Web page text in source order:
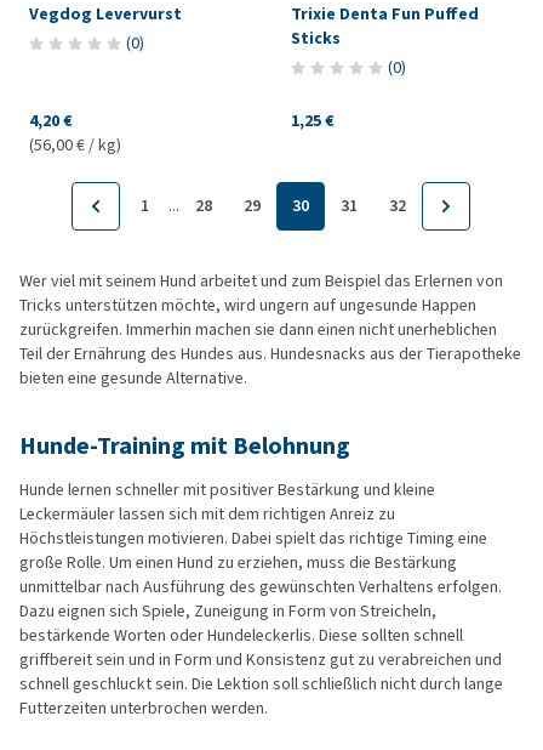
Vegdog Levervurst
(0)
4,20 €
(56,00 € / kg)
Trixie Denta Fun Puffed
Sticks
(0)
1,25 €
1 ... 28 29 30 31 32
Wer viel mit seinem Hund arbeitet und zum Beispiel das Erlernen von
Tricks unterstützen möchte, wird ungern auf ungesunde Happen
zurückgreifen. Immerhin machen sie dann einen nicht unerheblichen
Teil der Ernährung des Hundes aus. Hundesnacks aus der Tierapotheke
bieten eine gesunde Alternative.
Hunde-Training mit Belohnung
Hunde lernen schneller mit positiver Bestärkung und kleine
Leckermäuler lassen sich mit dem richtigen Anreiz zu
Höchstleistungen motivieren. Dabei spielt das richtige Timing eine
große Rolle. Um einen Hund zu erziehen, muss die Bestärkung
unmittelbar nach Ausführung des gewünschten Verhaltens erfolgen.
Dazu eignen sich Spiele, Zuneigung in Form von Streicheln,
bestärkende Worten oder Hundeleckerlis. Diese sollten schnell
griffbereit sein und in Form und Konsistenz gut zu verabreichen und
schnell geschluckt sein. Die Lektion soll schließlich nicht durch lange
Futterzeiten unterbrochen werden.